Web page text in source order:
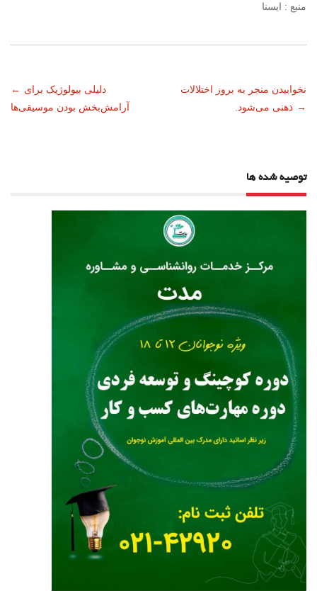
منبع : ایسنا
ناوبری
← دلیلی بیولوژیک برای
آرامش‌بخش بودن موسیقی‌ها
نخوابیدن منجر به بروز اختلالات
ذهنی می‌شود. →
توصیه شده ها